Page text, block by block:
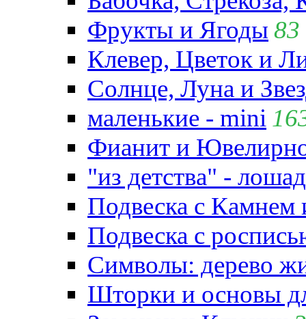
Фрукты и Ягоды 83
Клевер, Цветок и
Солнце, Луна и
маленькие - mini
Фианит и
"из детства" -
Подвеска с
Подвеска с
Символы: дерево
Шторки и основы